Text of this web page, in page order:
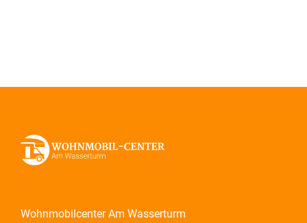
Wohnmobilcenter Am Wasserturm